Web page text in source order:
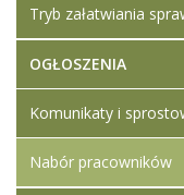
Tryb załatwiania
OGŁOSZENIA
Komunikaty i
Nabór pracowników